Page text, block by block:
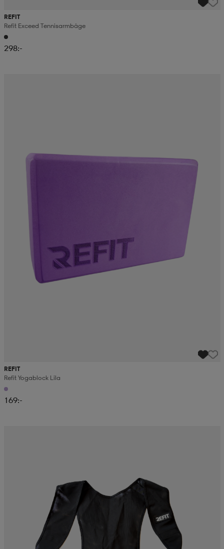
REFIT
Refit Exceed Tennisarmbåge
298:-
REFIT
Refit Yogablock Lila
169:-